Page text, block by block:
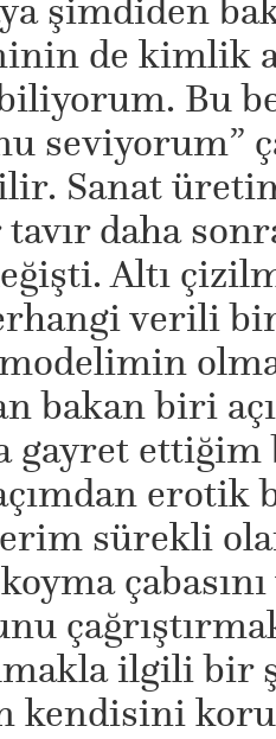
şimdiden
de kimlik
Bu
seviyorum”
Sanat
daha
Altı
verili
bakan biri
gayret
erotik
sürekli
ilgili bir
kendisini